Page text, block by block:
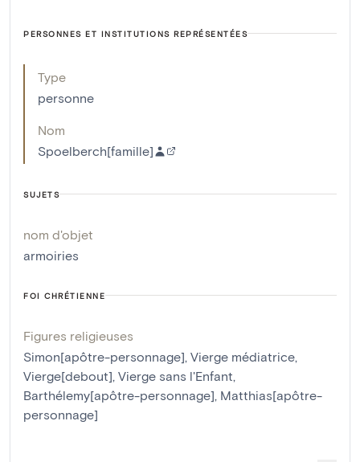
PERSONNES ET INSTITUTIONS REPRÉSENTÉES
Type
personne
Nom
Spoelberch[famille]
SUJETS
nom d'objet
armoiries
FOI CHRÉTIENNE
Figures religieuses
Simon[apôtre-personnage] Vierge médiatrice
Vierge[debout] Vierge sans l'Enfant
Barthélemy[apôtre-personnage] Matthias[apôtre-
personnage]